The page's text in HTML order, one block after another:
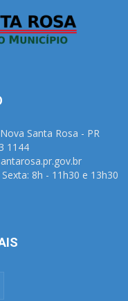
Santa Rosa - PR
1144
8h - 11h30 e 13h30